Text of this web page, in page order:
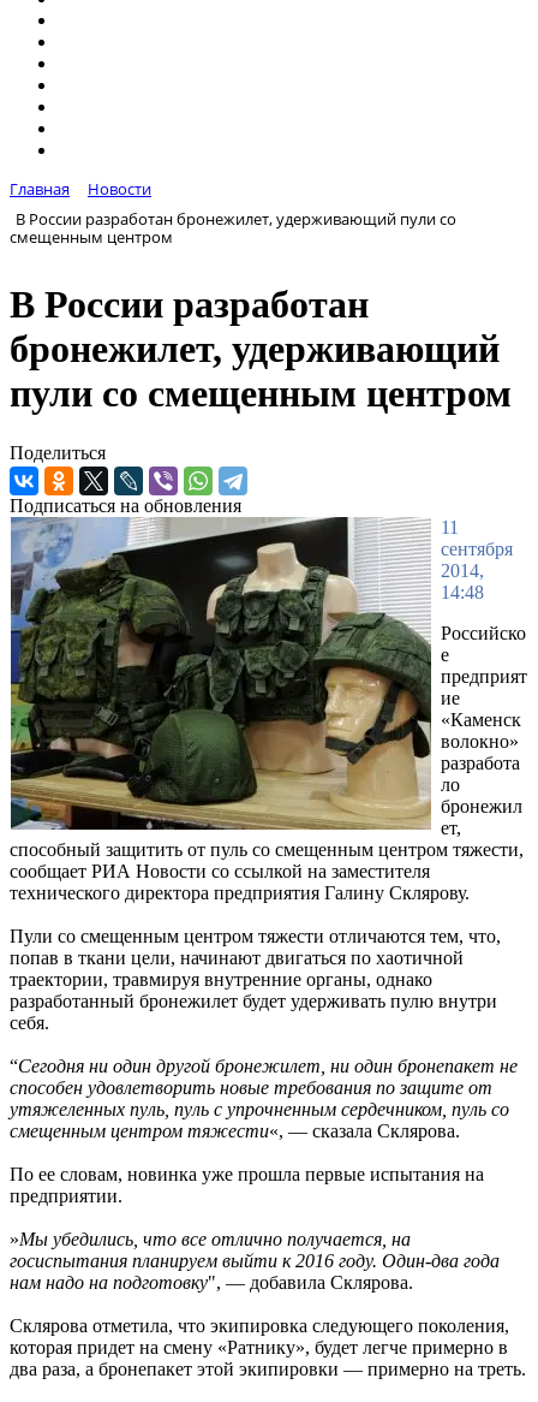
Главная
Новости
В России разработан бронежилет, удерживающий пули со
смещенным центром
В России разработан
бронежилет, удерживающий
пули со смещенным центром
Поделиться
Подписаться на обновления
11
сентября
2014,
14:48
Российско
е
предприят
ие
«Каменск
волокно»
разработа
ло
бронежил
ет,
способный защитить от пуль со смещенным центром тяжести,
сообщает РИА Новости со ссылкой на заместителя
технического директора предприятия Галину Склярову.
Пули со смещенным центром тяжести отличаются тем, что,
попав в ткани цели, начинают двигаться по хаотичной
траектории, травмируя внутренние органы, однако
разработанный бронежилет будет удерживать пулю внутри
себя.
“Сегодня ни один другой бронежилет, ни один бронепакет не
способен удовлетворить новые требования по защите от
утяжеленных пуль, пуль с упрочненным сердечником, пуль со
смещенным центром тяжести«, — сказала Склярова.
По ее словам, новинка уже прошла первые испытания на
предприятии.
»Мы убедились, что все отлично получается, на
госиспытания планируем выйти к 2016 году. Один-два года
нам надо на подготовку", — добавила Склярова.
Склярова отметила, что экипировка следующего поколения,
которая придет на смену «Ратнику», будет легче примерно в
два раза, а бронепакет этой экипировки — примерно на треть.